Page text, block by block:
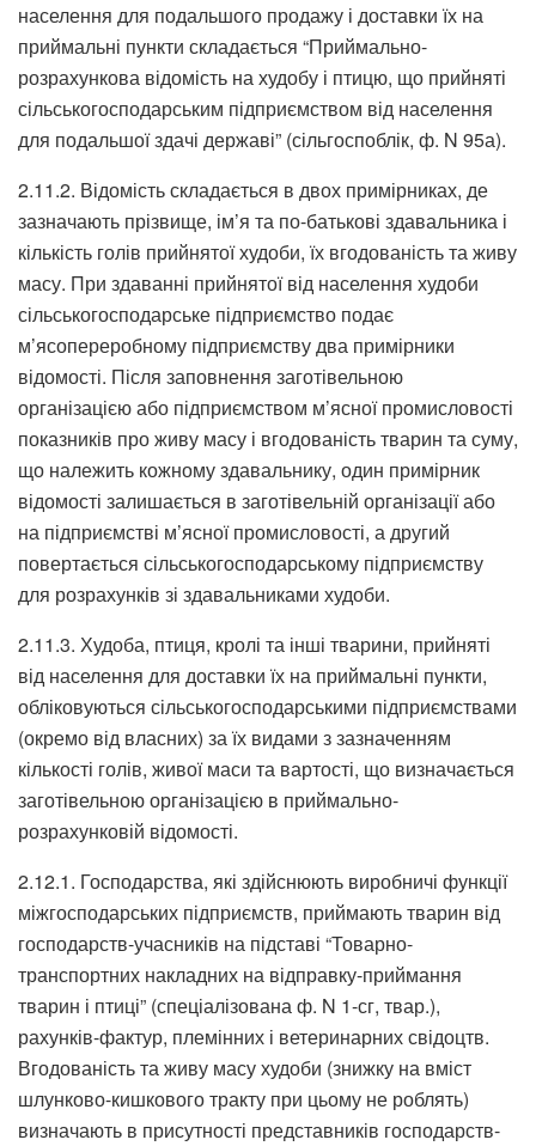
населення для подальшого продажу і доставки їх на
приймальні пункти складається “Приймально-
розрахункова відомість на худобу і птицю, що прийняті
сільськогосподарським підприємством від населення
для подальшої здачі державі” (сільгоспоблік, ф. N 95а).
2.11.2. Відомість складається в двох примірниках, де
зазначають прізвище, ім’я та по-батькові здавальника і
кількість голів прийнятої худоби, їх вгодованість та живу
масу. При здаванні прийнятої від населення худоби
сільськогосподарське підприємство подає
м’ясопереробному підприємству два примірники
відомості. Після заповнення заготівельною
організацією або підприємством м’ясної промисловості
показників про живу масу і вгодованість тварин та суму,
що належить кожному здавальнику, один примірник
відомості залишається в заготівельній організації або
на підприємстві м’ясної промисловості, а другий
повертається сільськогосподарському підприємству
для розрахунків зі здавальниками худоби.
2.11.3. Худоба, птиця, кролі та інші тварини, прийняті
від населення для доставки їх на приймальні пункти,
обліковуються сільськогосподарськими підприємствами
(окремо від власних) за їх видами з зазначенням
кількості голів, живої маси та вартості, що визначається
заготівельною організацією в приймально-
розрахунковій відомості.
2.12.1. Господарства, які здійснюють виробничі функції
міжгосподарських підприємств, приймають тварин від
господарств-учасників на підставі “Товарно-
транспортних накладних на відправку-приймання
тварин і птиці” (спеціалізована ф. N 1-сг, твар.),
рахунків-фактур, племінних і ветеринарних свідоцтв.
Вгодованість та живу масу худоби (знижку на вміст
шлунково-кишкового тракту при цьому не роблять)
визначають в присутності представників господарств-